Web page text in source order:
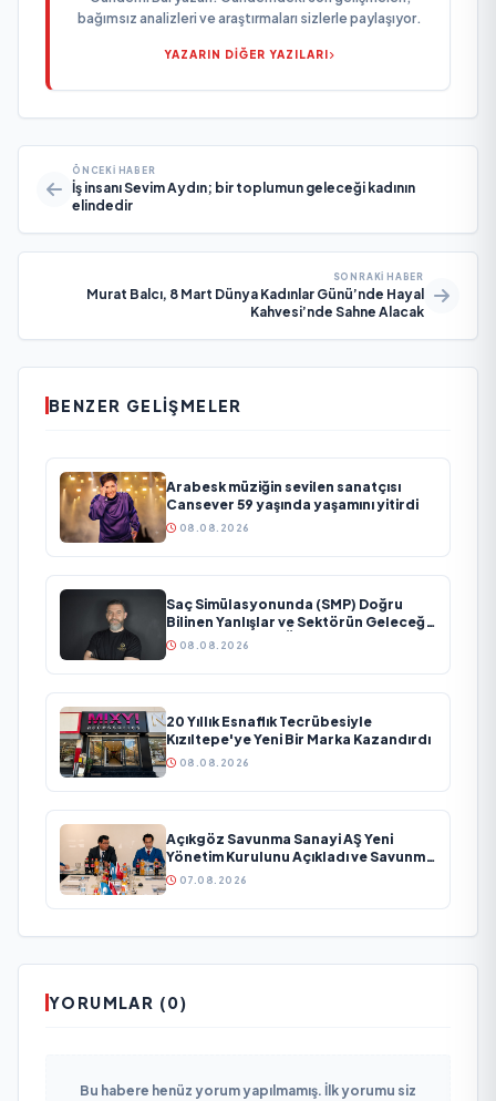
bağımsız analizleri ve araştırmaları sizlerle paylaşıyor.
YAZARIN DİĞER YAZILARI
ÖNCEKI HABER
İş insanı Sevim Aydın; bir toplumun geleceği kadının
elindedir
SONRAKI HABER
Murat Balcı, 8 Mart Dünya Kadınlar Günü’nde Hayal
Kahvesi’nde Sahne Alacak
BENZER GELIŞMELER
Arabesk müziğin sevilen sanatçısı
Cansever 59 yaşında yaşamını yitirdi
08.08.2026
Saç Simülasyonunda (SMP) Doğru
Bilinen Yanlışlar ve Sektörün Geleceği:
Onur Akdeniz ile Özel Röportaj
08.08.2026
20 Yıllık Esnaflık Tecrübesiyle
Kızıltepe'ye Yeni Bir Marka Kazandırdı
08.08.2026
Açıkgöz Savunma Sanayi AŞ Yeni
Yönetim Kurulunu Açıkladı ve Savunma
Sanayinde Küresel Vizyon Vurgusu
07.08.2026
YORUMLAR (0)
Bu habere henüz yorum yapılmamış. İlk yorumu siz